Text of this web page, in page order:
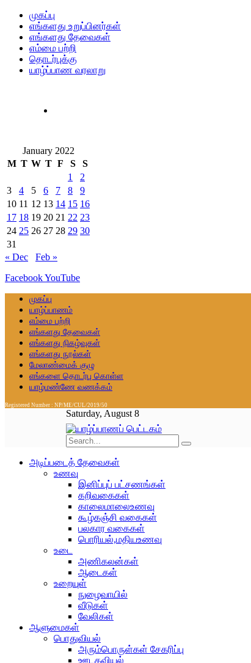
முகப்பு
எங்களது உறுப்பினர்கள்
எங்களது தேவைகள்
எம்மை பற்றி
தொடர்புக்கு
யாழ்ப்பாண வரலாறு
January 2022
M T W T F S
S
1
2
3
4 5 6 7 8
9
10 11 12 13 14 15 16
17 18 19 20 21 22 23
24 25 26 27 28 29 30
31
« Dec
Feb »
FacebookYouTube
முகப்பு
யாழ்ப்பாணம்
எம்மை பற்றி
எங்களது தேவைகள்
எங்களது நிகழ்வுகள்
எங்களது நூல்கள்
மேலாண்மைக் குழு
எங்களை தொடர்பு கொள்ள
யாழ்மண்ணே வணக்கம்
Registered Number : NP/ME/CUL/2019/50
Saturday, August 8
அடிப்படைத் தேவைகள்
உணவு
இனிப்புப் பட்சணங்கள்
கறிவகைகள்
காலைமாலைஉணவு
கூழ்கஞ்சி வகைகள்
பலகார வகைகள்
பொரியல்,மதியஉணவு
உடை
அணிகலன்கள்
ஆடைகள்
உறையுள்
நுழைவாயில்
வீடுகள்
வேலிகள்
ஆளுமைகள்
பொதுவியல்
அரும்பொருள்கள் சேகரிப்பு
ஊடகவியல்